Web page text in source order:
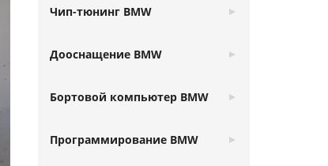
Чип-тюнинг BMW
Дооснащение BMW
Бортовой компьютер BMW
Программирование BMW